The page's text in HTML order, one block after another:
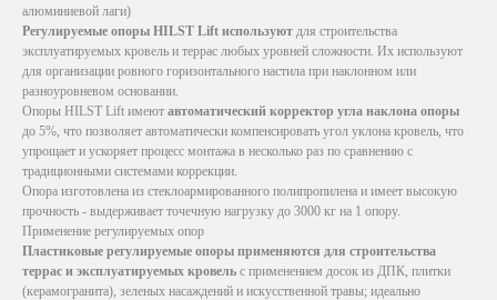
алюминиевой лаги)
Регулируемые опоры HILST Lift используют для строительства
эксплуатируемых кровель и террас любых уровней сложности. Их используют
для организации ровного горизонтального настила при наклонном или
разноуровневом основании.
Опоры HILST Lift имеют автоматический корректор угла наклона опоры
до 5%, что позволяет автоматически компенсировать угол уклона кровель, что
упрощает и ускоряет процесс монтажа в несколько раз по сравнению с
традиционными системами коррекции.
Опора изготовлена из стеклоармированного полипропилена и имеет высокую
прочность - выдерживает точечную нагрузку до 3000 кг на 1 опору.
Применение регулируемых опор
Пластиковые регулируемые опоры применяются для строительства
террас и эксплуатируемых кровель с применением досок из ДПК, плитки
(керамогранита), зеленых насаждений и искусственной травы; идеально